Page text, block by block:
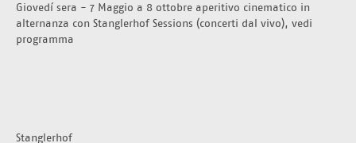
Giovedí sera - 7 Maggio a 8 ottobre aperitivo cinematico in
alternanza con Stanglerhof Sessions (concerti dal vivo), vedi
programma
Stanglerhof